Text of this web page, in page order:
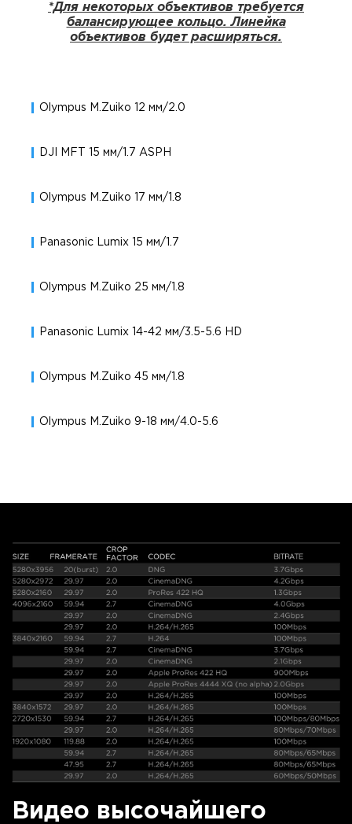
*Для некоторых объективов требуется
балансирующее кольцо. Линейка
объективов будет расширяться.
Olympus M.Zuiko 12 мм/2.0
DJI MFT 15 мм/1.7 ASPH
Olympus M.Zuiko 17 мм/1.8
Panasonic Lumix 15 мм/1.7
Olympus M.Zuiko 25 мм/1.8
Panasonic Lumix 14-42 мм/3.5-5.6 HD
Olympus M.Zuiko 45 мм/1.8
Olympus M.Zuiko 9-18 мм/4.0-5.6
Видео высочайшего